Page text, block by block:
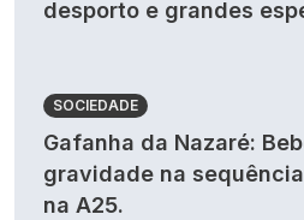
desporto e grandes
SOCIEDADE
Gafanha da Nazaré:
gravidade na
na A25.